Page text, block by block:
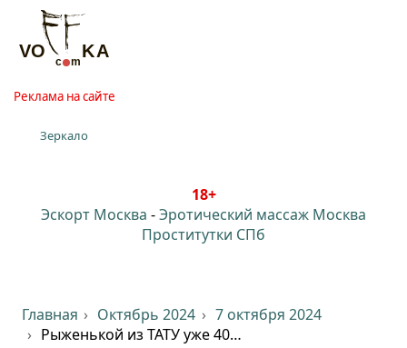
Реклама на сайте
Зеркало
18+
Эскорт Москва -Эротический массаж Москва
Проститутки СПб
Главная Октябрь 2024
7 октября 2024
Рыженькой из ТАТУ уже 40…